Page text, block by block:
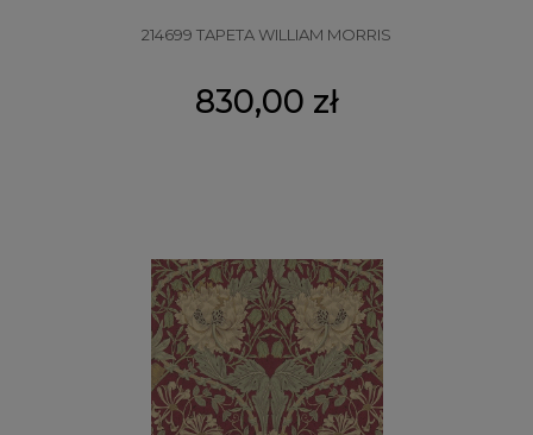
214699 TAPETA WILLIAM MORRIS
830,00 zł